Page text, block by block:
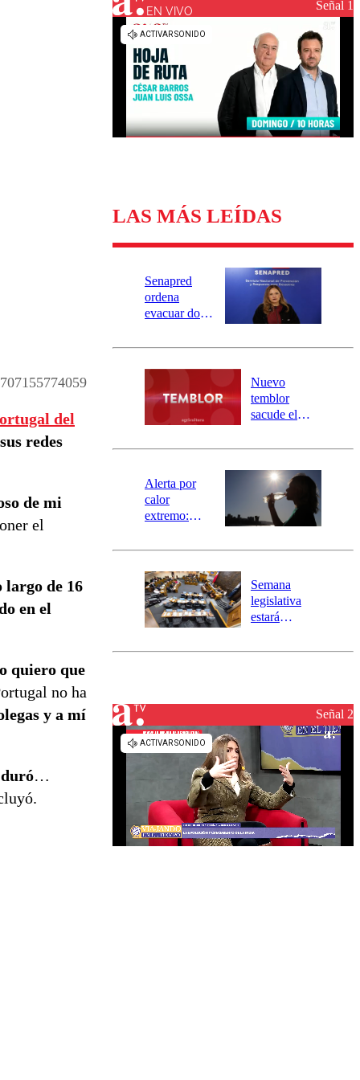
Universidad de Chile
Sustentabilidad
del
redes
de mi
el
largo de 16
en el
quiero que
no ha
y a mí
…
EN VIVO Señal 1
LAS MÁS LEÍDAS
Senapred
ordena
evacuar dos
Carahue por
río Damas:
activa
mensajería
SAE
Nuevo
temblor
sacude el
revisa la
epicentro
Alerta por
calor
extremo:
activa Alerta
Preventiva en
tres comunas
Semana
legislativa
estará
el fin de la
reconstrucciónSeñal 2